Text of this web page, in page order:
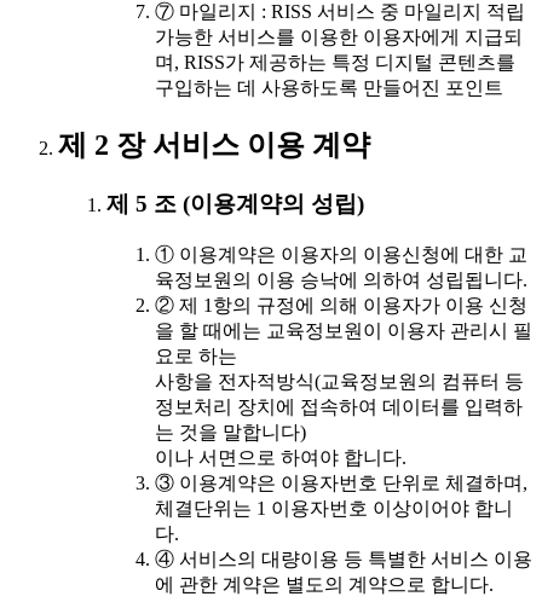
⑦ 마일리지 : RISS 서비스 중 마일리지 적립
가능한 서비스를 이용한 이용자에게 지급되
며, RISS가 제공하는 특정 디지털 콘텐츠를
구입하는 데 사용하도록 만들어진 포인트
제 2 장 서비스 이용 계약
제 5 조 (이용계약의 성립)
① 이용계약은 이용자의 이용신청에 대한 교
육정보원의 이용 승낙에 의하여 성립됩니다.
② 제 1항의 규정에 의해 이용자가 이용 신청
을 할 때에는 교육정보원이 이용자 관리시 필
요로 하는
사항을 전자적방식(교육정보원의 컴퓨터 등
정보처리 장치에 접속하여 데이터를 입력하
는 것을 말합니다)
이나 서면으로 하여야 합니다.
③ 이용계약은 이용자번호 단위로 체결하며,
체결단위는 1 이용자번호 이상이어야 합니
다.
④ 서비스의 대량이용 등 특별한 서비스 이용
에 관한 계약은 별도의 계약으로 합니다.